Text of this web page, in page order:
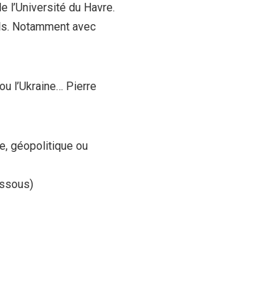
l’Université du Havre.
Notamment avec
l’Ukraine… Pierre
géopolitique ou